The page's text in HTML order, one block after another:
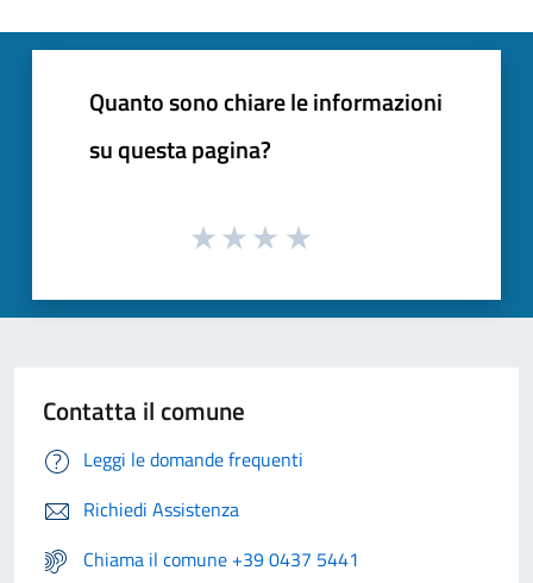
Quanto sono chiare le informazioni
su questa pagina?
Contatta il comune
Leggi le domande frequenti
Richiedi Assistenza
Chiama il comune +39 0437 5441